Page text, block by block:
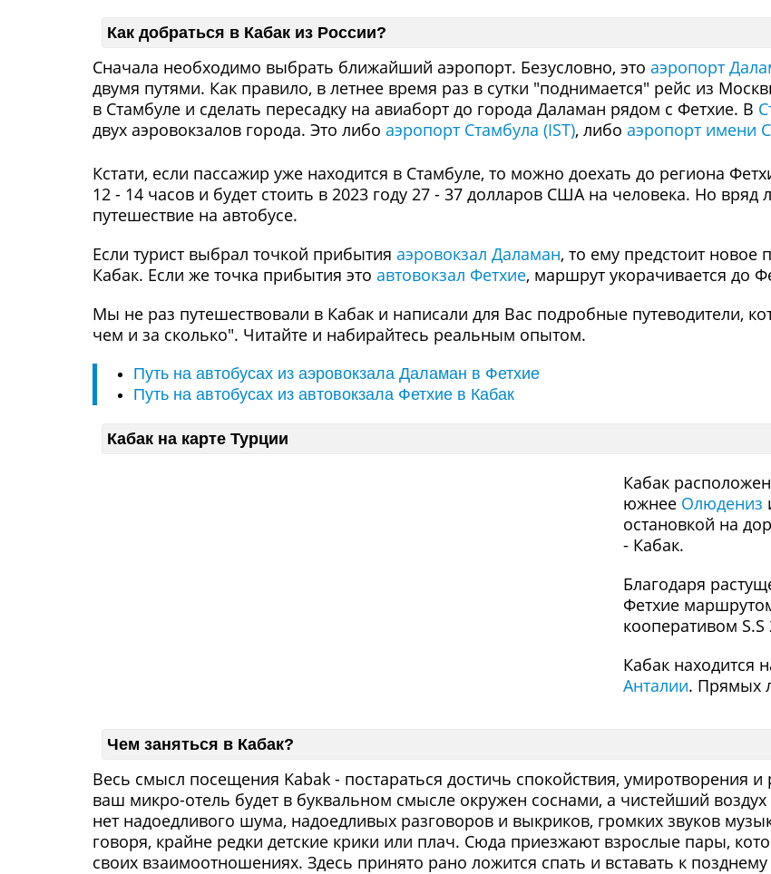
Как добраться в Кабак из России?
Сначала необходимо выбрать ближайший аэропорт. Безусловно, это аэропорт
двумя путями. Как правило, в летнее время раз в сутки "поднимается" рейс из
в Стамбуле и сделать пересадку на авиаборт до города Даламан рядом с Фетхие. В
двух аэровокзалов города. Это либо аэропорт Стамбула (IST), либо аэропорт имени
Кстати, если пассажир уже находится в Стамбуле, то можно доехать до региона
12 - 14 часов и будет стоить в 2023 году 27 - 37 долларов США на человека. Но вряд
путешествие на автобусе.
Если турист выбрал точкой прибытия аэровокзал Даламан, то ему предстоит
Кабак. Если же точка прибытия это автовокзал Фетхие, маршрут укорачивается до
Мы не раз путешествовали в Кабак и написали для Вас подробные путеводители,
чем и за сколько". Читайте и набирайтесь реальным опытом.
Путь на автобусах из аэровокзала Даламан в Фетхие
Путь на автобусах из автовокзала Фетхие в Кабак
Кабак на карте Турции
Кабак
южнее Олюдениз
остановкой на
- Кабак.
Благодаря
Фетхие
кооперативом S.S
Кабак находится
Анталии. Прямых
Чем заняться в Кабак?
Весь смысл посещения Kabak - постараться достичь спокойствия, умиротворения
ваш микро-отель будет в буквальном смысле окружен соснами, а чистейший
нет надоедливого шума, надоедливых разговоров и выкриков, громких звуков
говоря, крайне редки детские крики или плач. Сюда приезжают взрослые пары,
своих взаимоотношениях. Здесь принято рано ложится спать и вставать к позднему